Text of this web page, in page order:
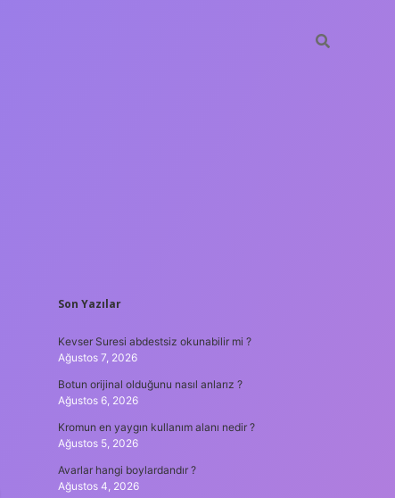
SIDEBAR
Son Yazılar
Kevser Suresi abdestsiz okunabilir mi ?
Ağustos 7, 2026
Botun orijinal olduğunu nasıl anlarız ?
Ağustos 6, 2026
Kromun en yaygın kullanım alanı nedir ?
Ağustos 5, 2026
Avarlar hangi boylardandır ?
Ağustos 4, 2026